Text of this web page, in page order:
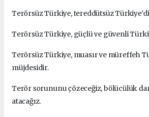
Terörsüz Türkiye, tereddütsüz
Terörsüz Türkiye, güçlü ve güvenli
Terörsüz Türkiye, muasır ve müreffeh
müjdesidir.
Terör sorununu çözeceğiz, bölücülük
atacağız.